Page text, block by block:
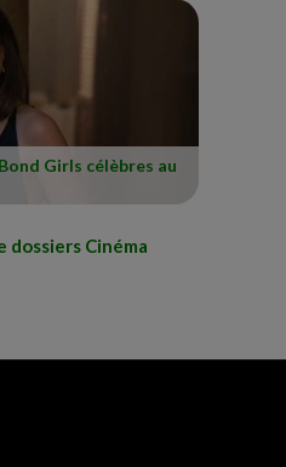
Girls célèbres au
dossiers Cinéma